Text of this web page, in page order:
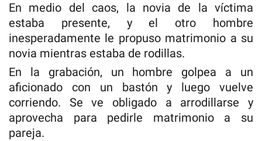
En medio del caos, la novia de la víctima
estaba presente, y el otro hombre
inesperadamente le propuso matrimonio a su
novia mientras estaba de rodillas.
En la grabación, un hombre golpea a un
aficionado con un bastón y luego vuelve
corriendo. Se ve obligado a arrodillarse y
aprovecha para pedirle matrimonio a su
pareja.